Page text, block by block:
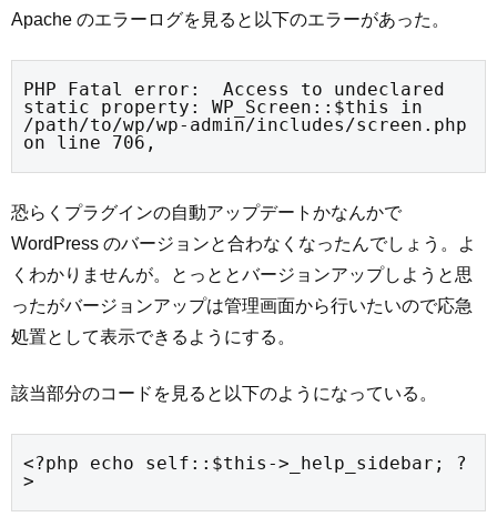
Apache のエラーログを見ると以下のエラーがあった。
PHP Fatal error:  Access to undeclared
static property: WP_Screen::$this in
/path/to/wp/wp-admin/includes/screen.php
on line 706,
恐らくプラグインの自動アップデートかなんかで
WordPress のバージョンと合わなくなったんでしょう。よ
くわかりませんが。とっととバージョンアップしようと思
ったがバージョンアップは管理画面から行いたいので応急
処置として表示できるようにする。
該当部分のコードを見ると以下のようになっている。
<?php echo self::$this->_help_sidebar; ?
>